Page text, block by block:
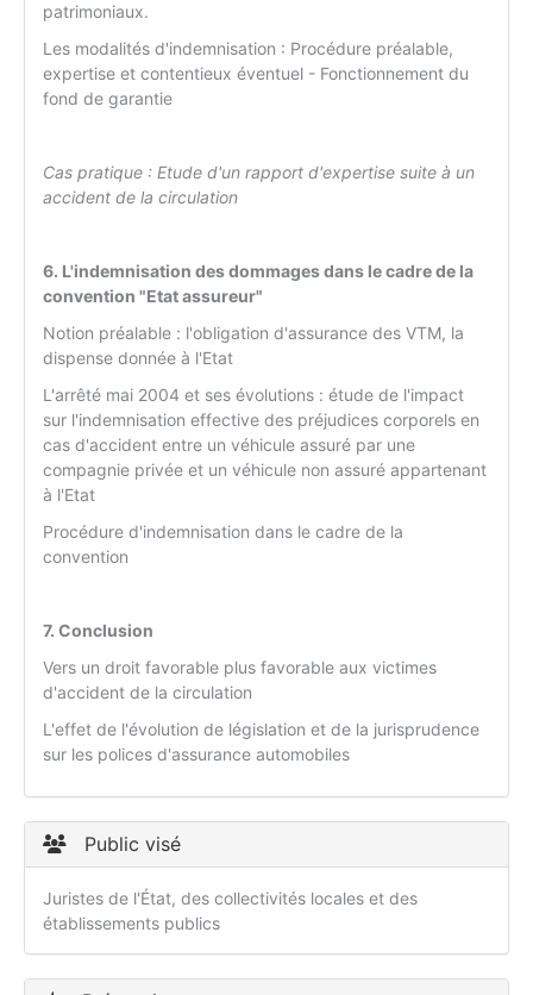
patrimoniaux.
Les modalités d'indemnisation : Procédure préalable,
expertise et contentieux éventuel - Fonctionnement du
fond de garantie
Cas pratique : Etude d'un rapport d'expertise suite à un
accident de la circulation
6. L'indemnisation des dommages dans le cadre de la
convention "Etat assureur"
Notion préalable : l'obligation d'assurance des VTM, la
dispense donnée à l'Etat
L'arrêté mai 2004 et ses évolutions : étude de l'impact
sur l'indemnisation effective des préjudices corporels en
cas d'accident entre un véhicule assuré par une
compagnie privée et un véhicule non assuré appartenant
à l'Etat
Procédure d'indemnisation dans le cadre de la
convention
7. Conclusion
Vers un droit favorable plus favorable aux victimes
d'accident de la circulation
L'effet de l'évolution de législation et de la jurisprudence
sur les polices d'assurance automobiles
Public visé
Juristes de l'État, des collectivités locales et des
établissements publics